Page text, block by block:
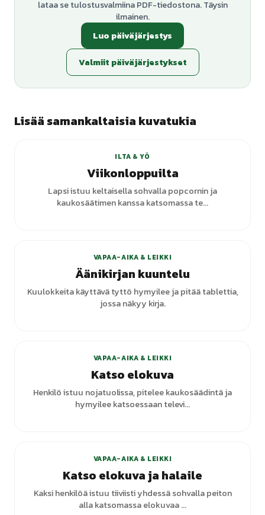
lataa se tulostusvalmiina PDF-tiedostona. Täysin
ilmainen.
Luo päiväjärjestys
Valmiit päiväjärjestykset
Lisää samankaltaisia kuvatukia
ILTA & YÖ
Viikonloppuilta
Lapsi istuu keltaisella sohvalla popcornin ja
kaukosäätimen kanssa katsomassa te...
VAPAA-AIKA & LEIKKI
Äänikirjan kuuntelu
Kuulokkeita käyttävä tyttö hymyilee ja pitää tablettia,
jossa näkyy kirja.
VAPAA-AIKA & LEIKKI
Katso elokuva
Henkilö istuu nojatuolissa, pitelee kaukosäädintä ja
hymyilee katsoessaan televi...
VAPAA-AIKA & LEIKKI
Katso elokuva ja halaile
Kaksi henkilöä istuu tiiviisti yhdessä sohvalla peiton
alla katsomassa elokuvaa ...